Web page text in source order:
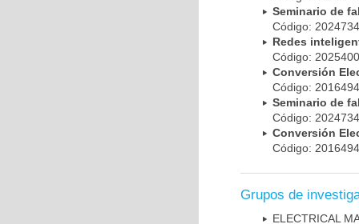
Seminario de
Código:
Redes
Código:
Conversión
Código:
Seminario de
Código:
Conversión
Código:
Grupos de
ELECTRICAL